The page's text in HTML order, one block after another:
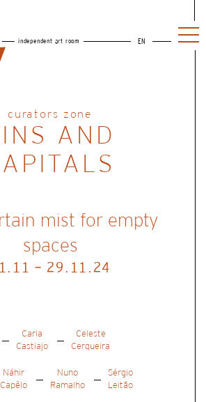
independent art room EN
mist for empty
spaces
- 29.11.24
Carla
Castiajo
Celeste
Cerqueira
Náhir
Capêlo
Nuno
Ramalho
Sérgio
Leitão
curators zone
AND